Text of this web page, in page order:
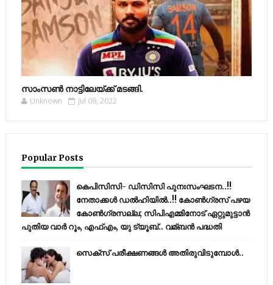
സാംസണ്‍ നാട്ടിലേയ്‌ക്ക് മടങ്ങി.
Unknown Jul 09, 2022
Popular Posts
കെപിസിസി- ഡിസിസി പുനഃസംഘടന..!!
നേതാക്കൾ ഡൽഹിയിൽ..!! കോണ്‍ഗ്രസ് പഴയ
കോണ്‍ഗ്രസല്ല; സിപിഎമ്മിനോട് ഏറ്റുമുട്ടാന്‍
പുതിയ വാര്‍ റൂം, എഫ്‌എം, യു ട്യൂബ്.. വമ്ബന്‍ പദ്ധതി
സെക്സ് പരീക്ഷണങ്ങൾ അതിരുവിടുമ്പോൾ..